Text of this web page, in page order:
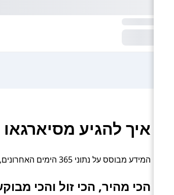
איך להגיע
המידע מבוסס על נתוני 365 הימים האחרונים, ומסכם אפשרויות תחבורה פעילות: טיסה ומעבורת.
הכי מהיר, הכי זול והכי